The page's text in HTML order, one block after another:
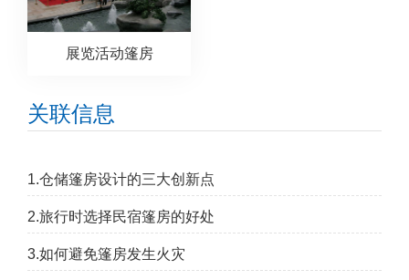
展览活动篷房
关联信息
1.仓储篷房设计的三大创新点
2.旅行时选择民宿篷房的好处
3.如何避免篷房发生火灾